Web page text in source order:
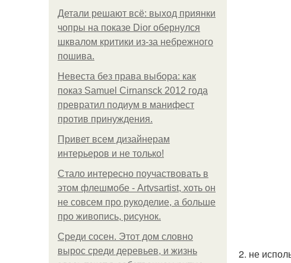
Детали решают всё: выход приянки
чопры на показе Dior обернулся
шквалом критики из-за небрежного
пошива.
Невеста без права выбора: как
показ Samuel Cirnansck 2012 года
превратил подиум в манифест
против принуждения.
Привет всем дизайнерам
интерьеров и не только!
Стало интересно поучаствовать в
этом флешмобе - Artvsartist, хоть он
не совсем про рукоделие, а больше
про живопись, рисунок.
Среди сосен. Этот дом словно
вырос среди деревьев, и жизнь
2. не